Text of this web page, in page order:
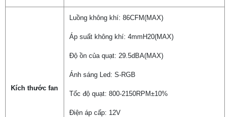
Kích thước fan
Luồng không khí: 86CFM(MAX)
Áp suất không khí: 4mmH20(MAX)
Độ ồn của quạt: 29.5dBA(MAX)
Ánh sáng Led: S-RGB
Tốc độ quạt: 800-2150RPM±10%
Điện áp cấp: 12V